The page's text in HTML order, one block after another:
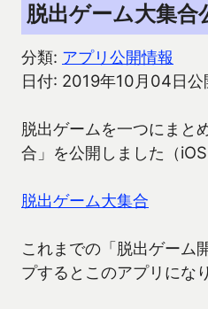
脱出ゲーム大集合
分類: アプリ公開情報
日付: 2019年10月04日公
脱出ゲームを一つにまと
合」を公開しました（iOS
脱出ゲーム大集合
これまでの「脱出ゲーム
プするとこのアプリにな